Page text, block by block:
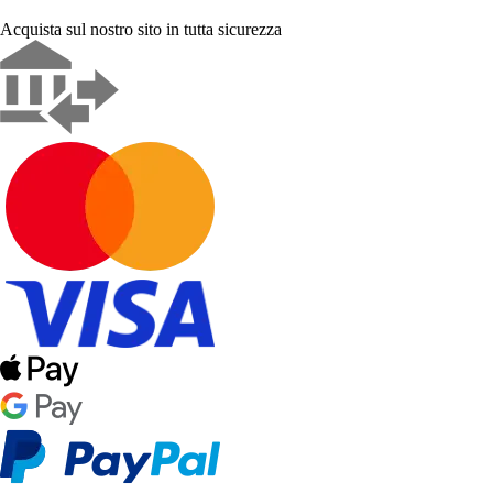
Acquista sul nostro sito in tutta sicurezza